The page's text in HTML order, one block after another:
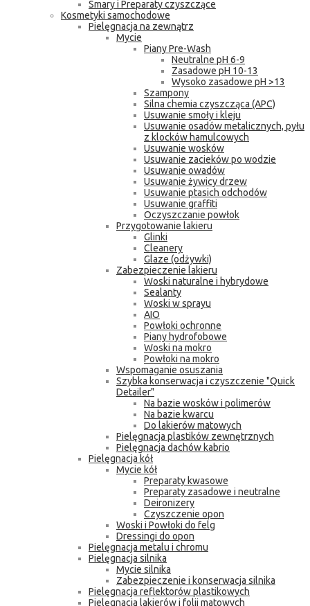
Smary i Preparaty czyszczące
Kosmetyki samochodowe
Pielęgnacja na zewnątrz
Mycie
Piany Pre-Wash
Neutralne pH 6-9
Zasadowe pH 10-13
Wysoko zasadowe pH >13
Szampony
Silna chemia czyszcząca (APC)
Usuwanie smoły i kleju
Usuwanie osadów metalicznych, pyłu
z klocków hamulcowych
Usuwanie wosków
Usuwanie zacieków po wodzie
Usuwanie owadów
Usuwanie żywicy drzew
Usuwanie ptasich odchodów
Usuwanie graffiti
Oczyszczanie powłok
Przygotowanie lakieru
Glinki
Cleanery
Glaze (odżywki)
Zabezpieczenie lakieru
Woski naturalne i hybrydowe
Sealanty
Woski w sprayu
AIO
Powłoki ochronne
Piany hydrofobowe
Woski na mokro
Powłoki na mokro
Wspomaganie osuszania
Szybka konserwacja i czyszczenie "Quick
Detailer"
Na bazie wosków i polimerów
Na bazie kwarcu
Do lakierów matowych
Pielęgnacja plastików zewnętrznych
Pielęgnacja dachów kabrio
Pielęgnacja kół
Mycie kół
Preparaty kwasowe
Preparaty zasadowe i neutralne
Deironizery
Czyszczenie opon
Woski i Powłoki do felg
Dressingi do opon
Pielęgnacja metalu i chromu
Pielęgnacja silnika
Mycie silnika
Zabezpieczenie i konserwacja silnika
Pielęgnacja reflektorów plastikowych
Pielęgnacja lakierów i folii matowych